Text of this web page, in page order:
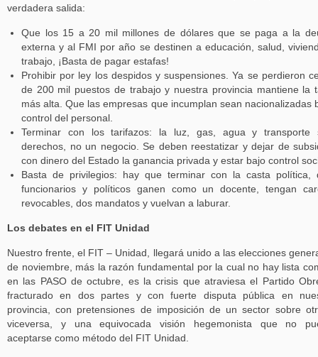
verdadera salida:
Que los 15 a 20 mil millones de dólares que se paga a la
externa y al FMI por año se destinen a educación, salud,
trabajo, ¡Basta de pagar estafas!
Prohibir por ley los despidos y suspensiones. Ya se perdieron
de 200 mil puestos de trabajo y nuestra provincia mantiene la
más alta. Que las empresas que incumplan sean nacionalizadas
control del personal.
Terminar con los tarifazos: la luz, gas, agua y transporte
derechos, no un negocio. Se deben reestatizar y dejar de
con dinero del Estado la ganancia privada y estar bajo control
Basta de privilegios: hay que terminar con la casta política,
funcionarios y políticos ganen como un docente, tengan
revocables, dos mandatos y vuelvan a laburar.
Los debates en el FIT Unidad
Nuestro frente, el FIT – Unidad, llegará unido a las elecciones
de noviembre, más la razón fundamental por la cual no hay lista
en las PASO de octubre, es la crisis que atraviesa el Partido
fracturado en dos partes y con fuerte disputa pública en
provincia, con pretensiones de imposición de un sector sobre
viceversa, y una equivocada visión hegemonista que no
aceptarse como método del FIT Unidad.